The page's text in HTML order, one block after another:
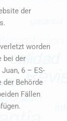
der
worden
bei der
6 – ES-
der Behörde
Fällen